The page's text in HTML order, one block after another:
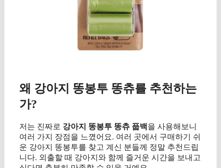
왜 강아지 똥봉투 똥츄를 추천하는
가?
저는 진짜로 강아지 똥봉투 똥츄 풉백을 사용해보니
여러 가지 장점을 느꼈어요. 여러 곳에서 구매하기 쉬
운 강아지 똥봉투를 찾고 계신 분들께 정말 추천드립
니다. 외출할 때 강아지와 함께 즐거운 시간을 보내고